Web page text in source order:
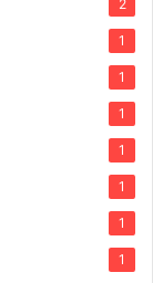
2
1
1
1
1
1
1
1